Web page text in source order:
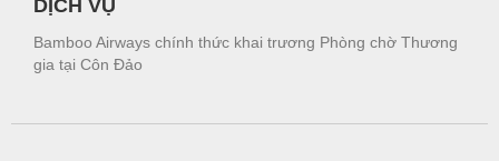
DỊCH VỤ
Bamboo Airways chính thức khai trương Phòng chờ Thương
gia tại Côn Đảo